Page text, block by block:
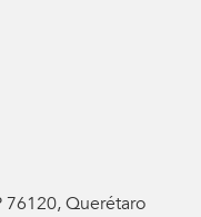
76120, Querétaro